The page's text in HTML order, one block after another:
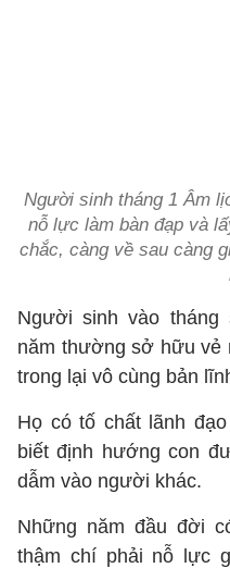
Người sinh tháng 1 Âm
nỗ lực làm bàn đạp và
chắc, càng về sau càng
Người sinh vào
năm thường sở hữu vẻ
trong lại vô cùng bản
Họ có tố chất lãnh
biết định hướng con
dẫm vào người khác.
Những năm đầu đời
thậm chí phải nỗ lực